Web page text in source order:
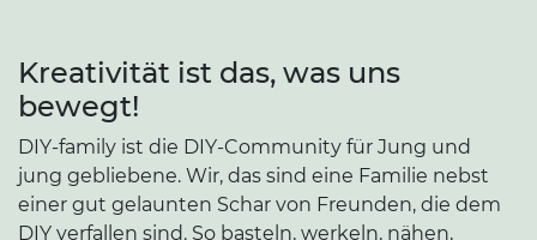
Kreativität ist das, was uns
bewegt!
DIY-family ist die DIY-Community für Jung und
jung gebliebene. Wir, das sind eine Familie nebst
einer gut gelaunten Schar von Freunden, die dem
DIY verfallen sind. So basteln, werkeln, nähen,